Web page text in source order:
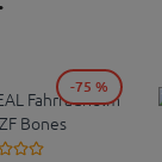
-75 %